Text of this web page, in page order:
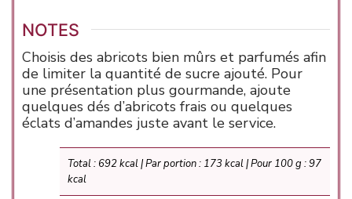
NOTES
Choisis des abricots bien mûrs et parfumés afin
de limiter la quantité de sucre ajouté. Pour
une présentation plus gourmande, ajoute
quelques dés d’abricots frais ou quelques
éclats d’amandes juste avant le service.
Total : 692 kcal | Par portion : 173 kcal | Pour 100 g : 97
kcal